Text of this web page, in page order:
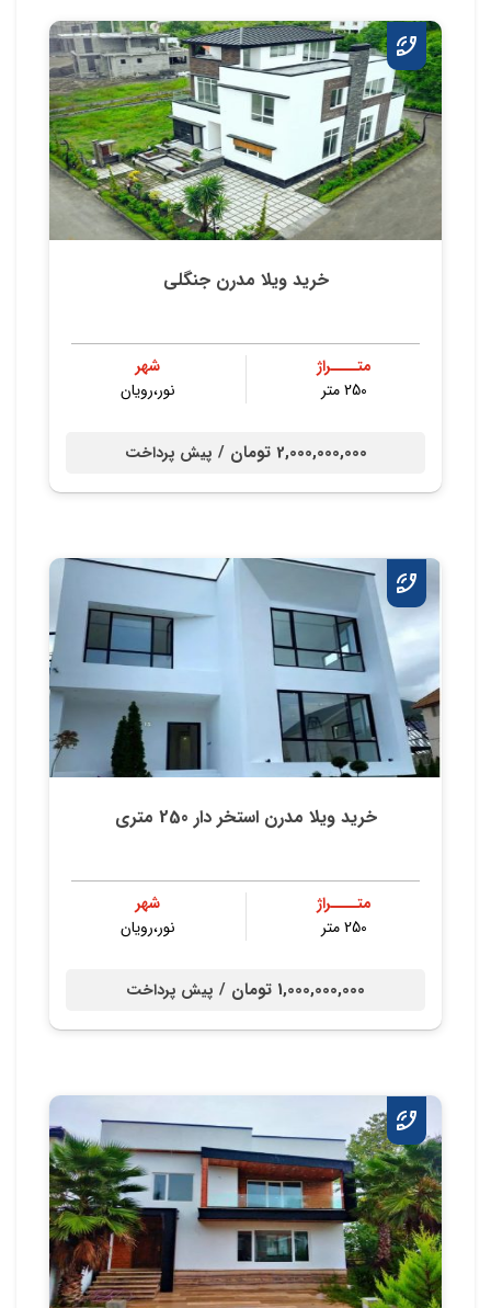
خرید ویلا مدرن جنگلی
متــــراژ
250 متر
شهر
نور،رویان
2,000,000,000 تومان / پیش پرداخت
خرید ویلا مدرن استخر دار 250 متری
متــــراژ
250 متر
شهر
نور،رویان
1,000,000,000 تومان / پیش پرداخت